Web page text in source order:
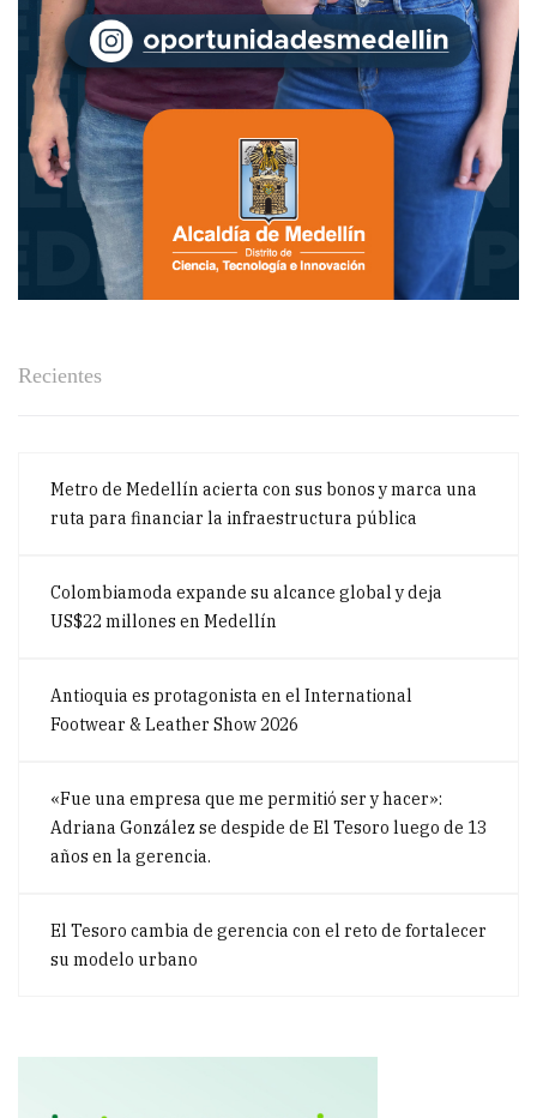
Recientes
Metro de Medellín acierta con sus bonos y marca una
ruta para financiar la infraestructura pública
Colombiamoda expande su alcance global y deja
US$22 millones en Medellín
Antioquia es protagonista en el International
Footwear & Leather Show 2026
«Fue una empresa que me permitió ser y hacer»:
Adriana González se despide de El Tesoro luego de 13
años en la gerencia.
El Tesoro cambia de gerencia con el reto de fortalecer
su modelo urbano